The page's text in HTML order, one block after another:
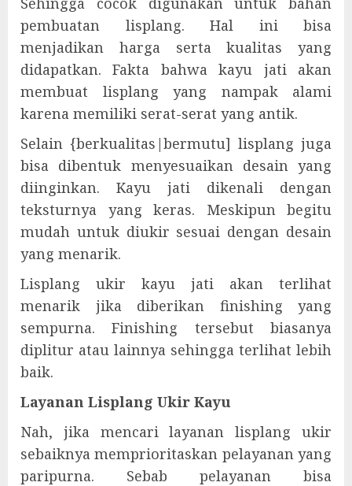
pembuatan lisplang. Hal ini bisa
menjadikan harga serta kualitas yang
didapatkan. Fakta bahwa kayu jati akan
membuat lisplang yang nampak alami
karena memiliki serat-serat yang antik.
Selain {berkualitas|bermutu] lisplang juga
bisa dibentuk menyesuaikan desain yang
diinginkan. Kayu jati dikenali dengan
teksturnya yang keras. Meskipun begitu
mudah untuk diukir sesuai dengan desain
yang menarik.
Lisplang ukir kayu jati akan terlihat
menarik jika diberikan finishing yang
sempurna. Finishing tersebut biasanya
diplitur atau lainnya sehingga terlihat lebih
baik.
Layanan Lisplang Ukir Kayu
Nah, jika mencari layanan lisplang ukir
sebaiknya memprioritaskan pelayanan yang
paripurna. Sebab pelayanan bisa